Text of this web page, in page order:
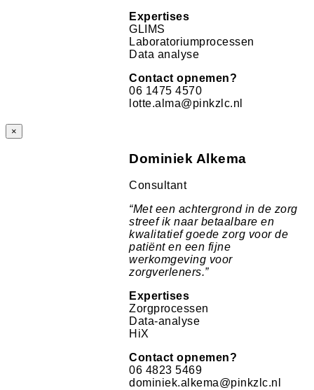
Expertises
GLIMS
Laboratoriumprocessen
Data analyse
Contact opnemen?
06 1475 4570
lotte.alma@pinkzlc.nl
×
Dominiek Alkema
Consultant
“Met een achtergrond in de zorg
streef ik naar betaalbare en
kwalitatief goede zorg voor de
patiënt en een fijne
werkomgeving voor
zorgverleners.”
Expertises
Zorgprocessen
Data-analyse
HiX
Contact opnemen?
06 4823 5469
dominiek.alkema@pinkzlc.nl